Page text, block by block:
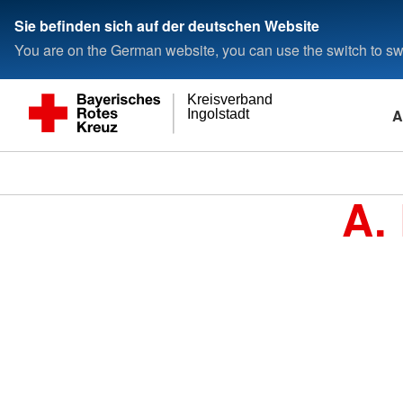
Sie befinden sich auf der deutschen Website
You are on the German website, you can use the switch to
Ingolstadt
Kreisverband
A.